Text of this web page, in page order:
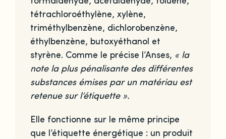
tétrachloroéthylène, xylène,
triméthylbenzène, dichlorobenzène,
éthylbenzène, butoxyéthanol et
styrène. Comme le précise l’Anses, « la
note la plus pénalisante des différentes
substances émises par un matériau est
retenue sur l’étiquette ».
Elle fonctionne sur le même principe
que l’étiquette énergétique : un produit